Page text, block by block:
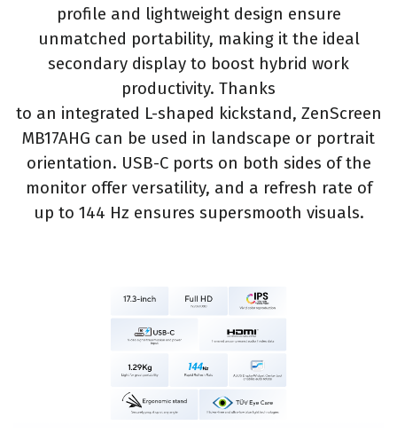
profile and lightweight design ensure
unmatched portability, making it the ideal
secondary display to boost hybrid work
productivity. Thanks
to an integrated L-shaped kickstand, ZenScreen
MB17AHG can be used in landscape or portrait
orientation. USB-C ports on both sides of the
monitor offer versatility, and a refresh rate of
up to 144 Hz ensures supersmooth visuals.